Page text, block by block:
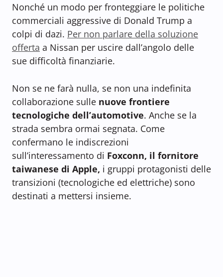
Nonché un modo per fronteggiare le politiche
commerciali aggressive di Donald Trump a
colpi di dazi. Per non parlare della soluzione
offerta a Nissan per uscire dall’angolo delle
sue difficoltà finanziarie.
Non se ne farà nulla, se non una indefinita
collaborazione sulle nuove frontiere
tecnologiche dell’automotive. Anche se la
strada sembra ormai segnata. Come
confermano le indiscrezioni
sull’interessamento di Foxconn, il fornitore
taiwanese di Apple, i gruppi protagonisti delle
transizioni (tecnologiche ed elettriche) sono
destinati a mettersi insieme.